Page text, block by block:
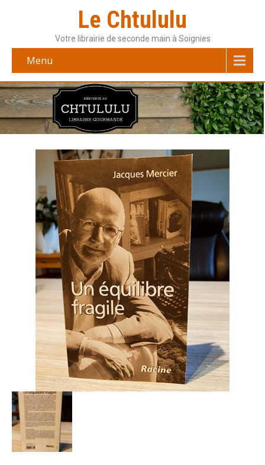
Le Chtululu
Votre librairie de seconde main à Soignies
Menu